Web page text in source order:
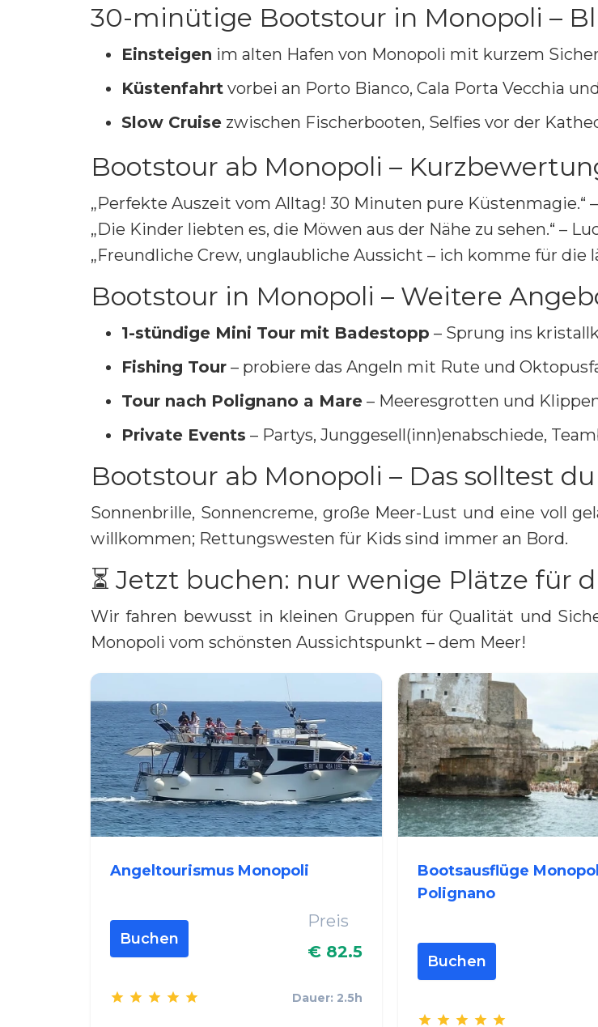
30-minütige Bootstour in Monopoli –
Einsteigen im alten Hafen von Monopoli mit kurzem
Küstenfahrt vorbei an Porto Bianco, Cala Porta Vecchia
Slow Cruise zwischen Fischerbooten, Selfies vor der
Bootstour ab Monopoli –
„Perfekte Auszeit vom Alltag! 30 Minuten pure Küstenmagie.“
„Die Kinder liebten es, die Möwen aus der Nähe zu sehen.“ –
„Freundliche Crew, unglaubliche Aussicht – ich komme für die
Bootstour in Monopoli – Weitere
1-stündige Mini Tour mit Badestopp – Sprung ins
Fishing Tour – probiere das Angeln mit Rute und
Tour nach Polignano a Mare – Meeresgrotten und
Private Events – Partys, Junggesell(inn)enabschiede,
Bootstour ab Monopoli – Das solltest
Sonnenbrille, Sonnencreme, große Meer-Lust und eine voll
willkommen; Rettungswesten für Kids sind immer an Bord.
⏳ Jetzt buchen: nur wenige Plätze für
Wir fahren bewusst in kleinen Gruppen für Qualität und
Monopoli vom schönsten Aussichtspunkt – dem Meer!
Angeltourismus Monopoli
Buchen
Preis
€ 82.5
Dauer: 2.5h
Bootsausflüge
Polignano
Buchen